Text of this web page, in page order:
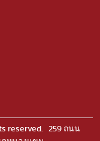
reserved. 259 ถนน